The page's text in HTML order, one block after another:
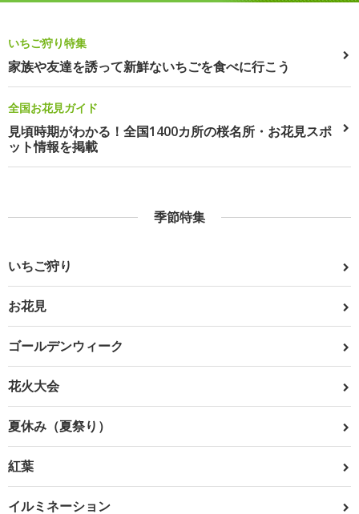
いちご狩り特集
家族や友達を誘って新鮮ないちごを食べに行こう
全国お花見ガイド
見頃時期がわかる！全国1400カ所の桜名所・お花見スポ
ット情報を掲載
季節特集
いちご狩り
お花見
ゴールデンウィーク
花火大会
夏休み（夏祭り）
紅葉
イルミネーション